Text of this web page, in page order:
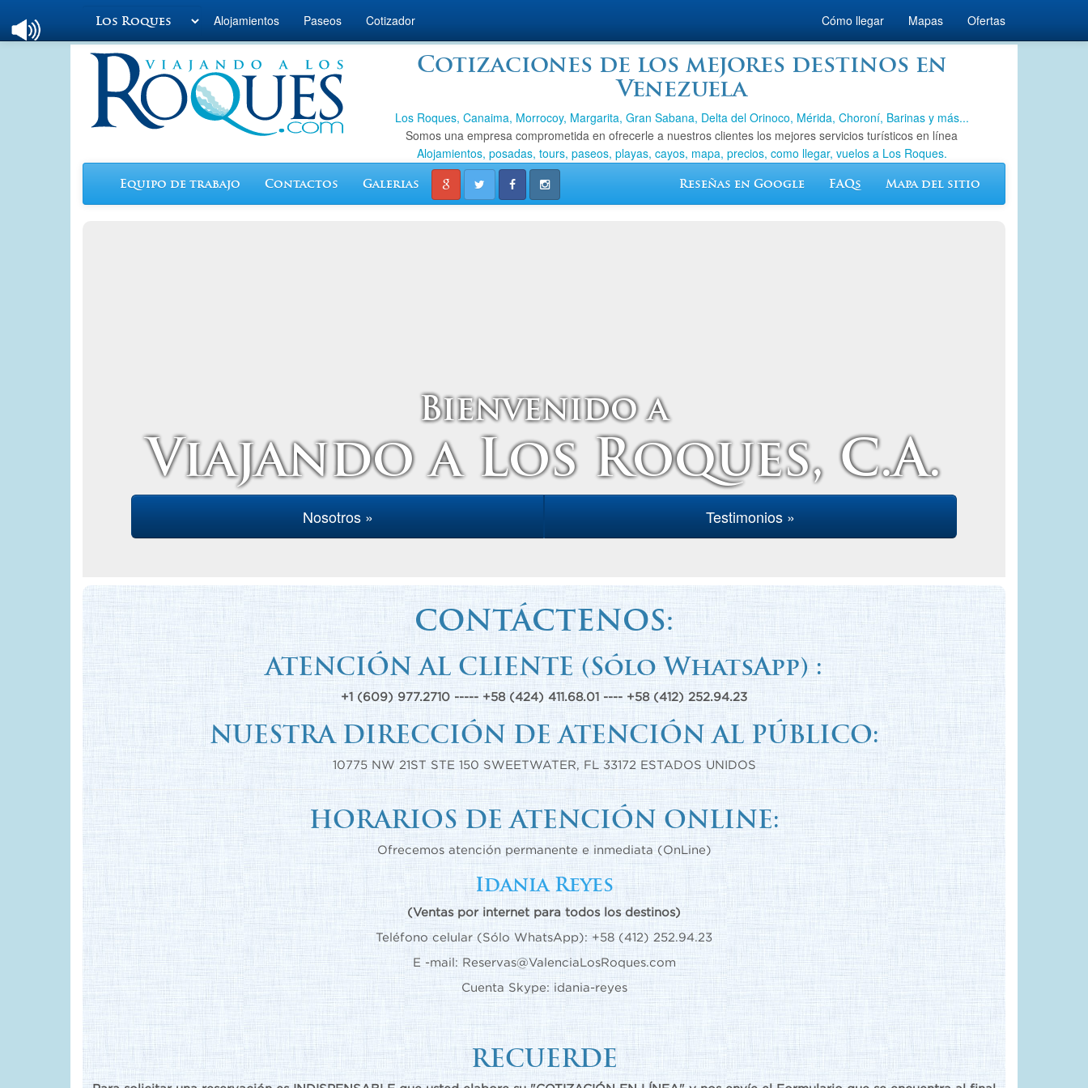
Alojamientos Paseos Cotizador Cómo llegar Mapas Ofertas
Viajando a Los
Roques.com
Cotizaciones de los mejores destinos en
Venezuela
Los Roques, Canaima, Morrocoy, Margarita, Gran Sabana, Delta del Orinoco, Mérida, Choroní, Barinas y más...
Somos una empresa comprometida en ofrecerle a nuestros clientes los mejores servicios turísticos en línea
Alojamientos, posadas, tours, paseos, playas, cayos, mapa, precios, como llegar, vuelos a Los Roques.
Equipo de trabajo Contactos Galerias Reseñas en Google FAQs Mapa del sitio
Bienvenido a
Viajando a Los Roques, C.A.
Nosotros » Testimonios »
CONTÁCTENOS:
ATENCIÓN AL CLIENTE (Sólo WhatsApp) :
+1 (609) 977.2710 ----- +58 (424) 411.68.01 ---- +58 (412) 252.94.23
NUESTRA DIRECCIÓN DE ATENCIÓN AL PÚBLICO:
10775 NW 21ST STE 150 SWEETWATER, FL 33172 ESTADOS UNIDOS
HORARIOS DE ATENCIÓN ONLINE:
Ofrecemos atención permanente e inmediata (OnLine)
Idania Reyes
(Ventas por internet para todos los destinos)
Teléfono celular (Sólo WhatsApp): +58 (412) 252.94.23
E -mail: Reservas@ValenciaLosRoques.com
Cuenta Skype: idania-reyes
RECUERDE